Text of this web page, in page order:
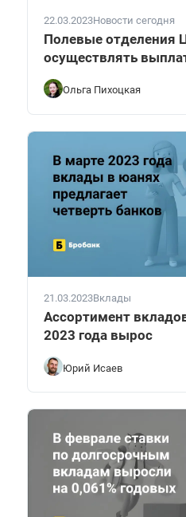
22.03.2023Новости сегодня
Полевые отделения
осуществлять
Ольга Пихоцкая
21.03.2023Вклады
Ассортимент
2023 года вырос
Юрий Исаев